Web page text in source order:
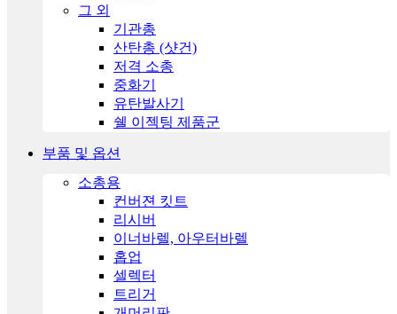
그 외
기관총
산탄총 (샷건)
저격 소총
중화기
유탄발사기
쉘 이젝팅 제품군
부품 및 옵션
소총용
컨버젼 킷트
리시버
이너바렐, 아우터바렐
홉업
셀렉터
트리거